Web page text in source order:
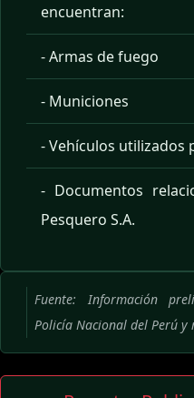
encuentran:
- Armas de fuego
- Municiones
- Vehículos utilizados
- Documentos
Pesquero S.A.
Fuente: Información
Policía Nacional del Perú y